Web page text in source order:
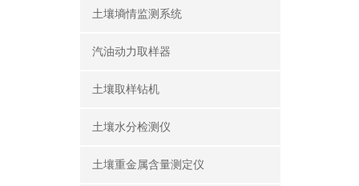
土壤墒情监测系统
汽油动力取样器
土壤取样钻机
土壤水分检测仪
土壤重金属含量测定仪